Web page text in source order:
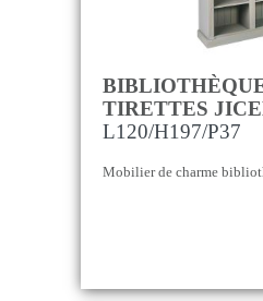
TIRETTES
L120/H197/P37
Mobilier de charme